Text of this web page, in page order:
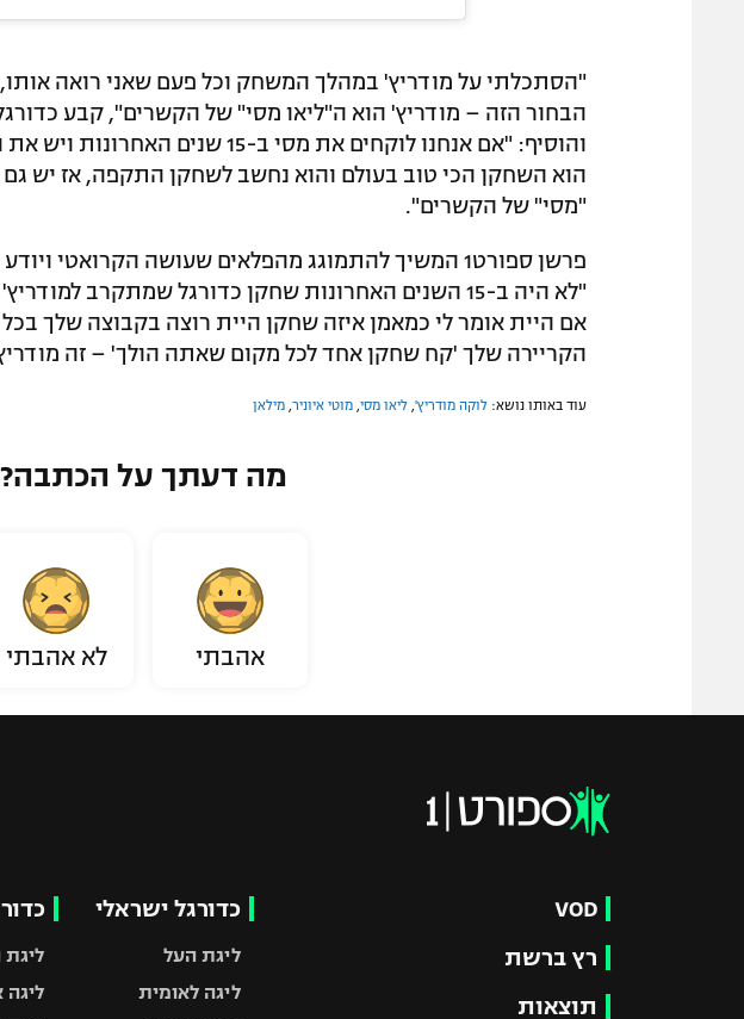
"הסתכלתי על מודריץ' במהלך המשחק וכל פעם שאני רואה אותו,
הבחור הזה – מודריץ' הוא ה"ליאו מסי" של הקשרים", קבע
והוסיף: "אם אנחנו לוקחים את מסי ב-15
הוא השחקן הכי טוב בעולם והוא נחשב לשחקן התקפה, אז יש
"מסי" של הקשרים".
פרשן ספורט1 המשיך להתמוגג מהפלאים שעושה הקרואטי
אם היית אומר לי כמאמן איזה שחקן היית רוצה בקבוצה שלך
הקריירה שלך 'קח שחקן אחד לכל מקום שאתה הולך' – זה
עוד באותו נושא: לוקה מודריץ' ליאו מסי מוטי איוניר מילאן
מה דעתך על הכתבה?
אהבתי לא אהבתי
VOD
רץ ברשת
תוצאות
כדורגל ישראלי
ליגת העל
ליגה לאומית
ליגת
ליגה